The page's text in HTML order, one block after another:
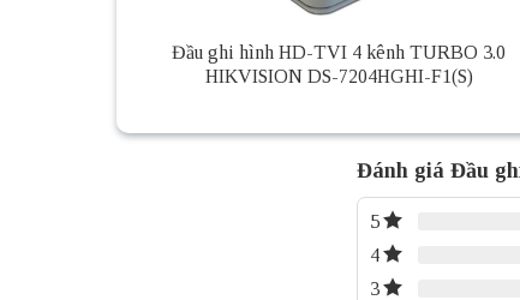
Đầu ghi hình HD-TVI 4 kênh TURBO 3.0
HIKVISION DS-7204HGHI-F1(S)
Đánh giá Đầu
5
4
3